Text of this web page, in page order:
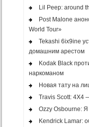
Lil Peep: around
Post Malone
World Tour»
Tekashi 6ix9ine
домашним арестом
Kodak Black
наркоманом
Новая тату на
Travis Scott: 4X4
Ozzy Osbourne:
Kendrick Lamar: